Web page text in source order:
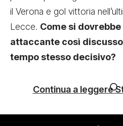
il Verona e gol vittoria
Lecce. Come si
attaccante così
tempo stesso decisivo?
Continua a leggere